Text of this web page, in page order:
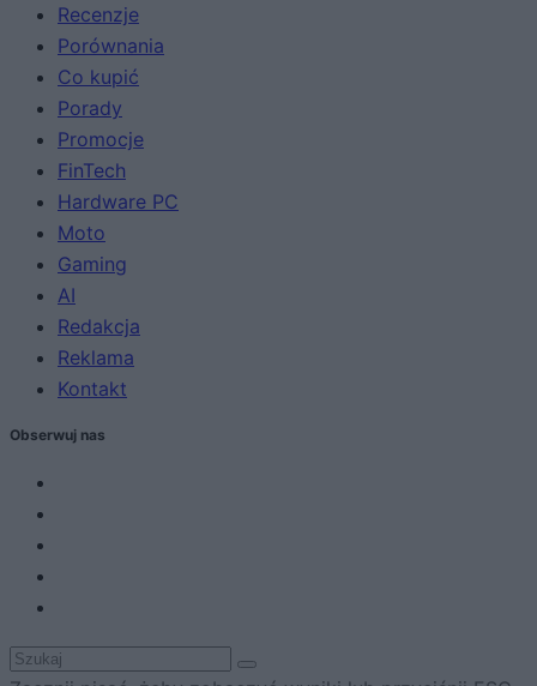
Recenzje
Porównania
Co kupić
Porady
Promocje
FinTech
Hardware PC
Moto
Gaming
AI
Redakcja
Reklama
Kontakt
Obserwuj nas